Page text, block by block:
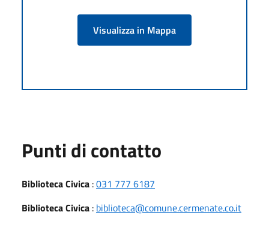
Visualizza in Mappa
Punti di contatto
Biblioteca Civica :031 777 6187
Biblioteca Civica : biblioteca@comune.cermenate.co.it